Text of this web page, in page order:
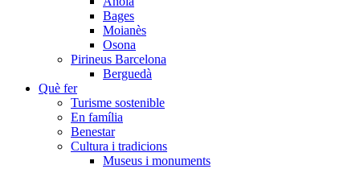
Bages
Moianès
Osona
Pirineus Barcelona
Berguedà
Què fer
Turisme sostenible
En família
Benestar
Cultura i tradicions
Museus i monuments